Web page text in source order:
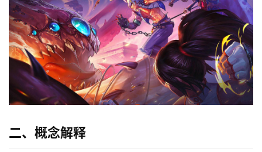
二、概念解释